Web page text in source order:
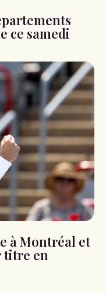
ce samedi
à Montréal et
titre en